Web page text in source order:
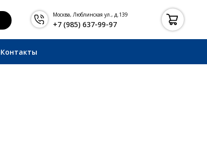
(985) 637-99-97
Люблинская ул., д.139
Контакты